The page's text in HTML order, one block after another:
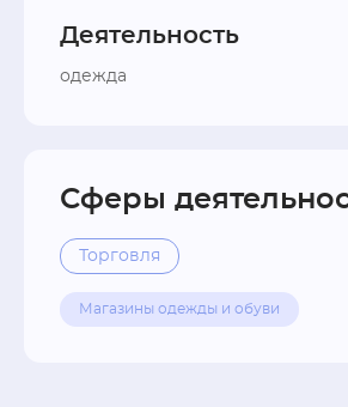
Деятельность
одежда
Сферы
Торговля
Магазины одежды и обуви